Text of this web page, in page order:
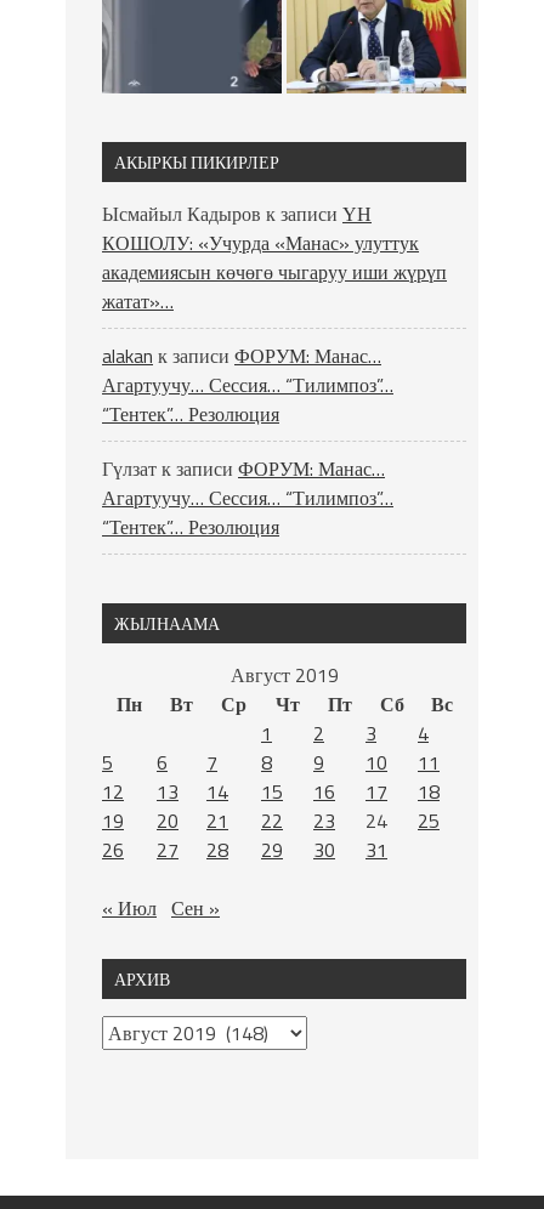
АКЫРКЫ ПИКИРЛЕР
Ысмайыл Кадыров к записи ҮН
КОШОЛУ: «Учурда «Манас» улуттук
академиясын көчөгө чыгаруу иши жүрүп
жатат»…
alakan к записи ФОРУМ: Манас…
Агартуучу… Сессия… “Тилимпоз”…
“Тентек”… Резолюция
Гүлзатк записи ФОРУМ: Манас…
Агартуучу… Сессия… “Тилимпоз”…
“Тентек”… Резолюция
ЖЫЛНААМА
Август 2019
Пн
Вт Ср Чт Пт Сб
Вс
1
2 3
4
5
6 7 8 9 10
11
12
13 14 15 16 17
18
19
20 21 22 23 24
25
26
27 28 29 30
31
« Июл Сен »
АРХИВ